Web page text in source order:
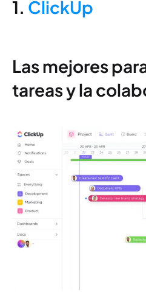
1. ClickUp
Las mejores
tareas y la